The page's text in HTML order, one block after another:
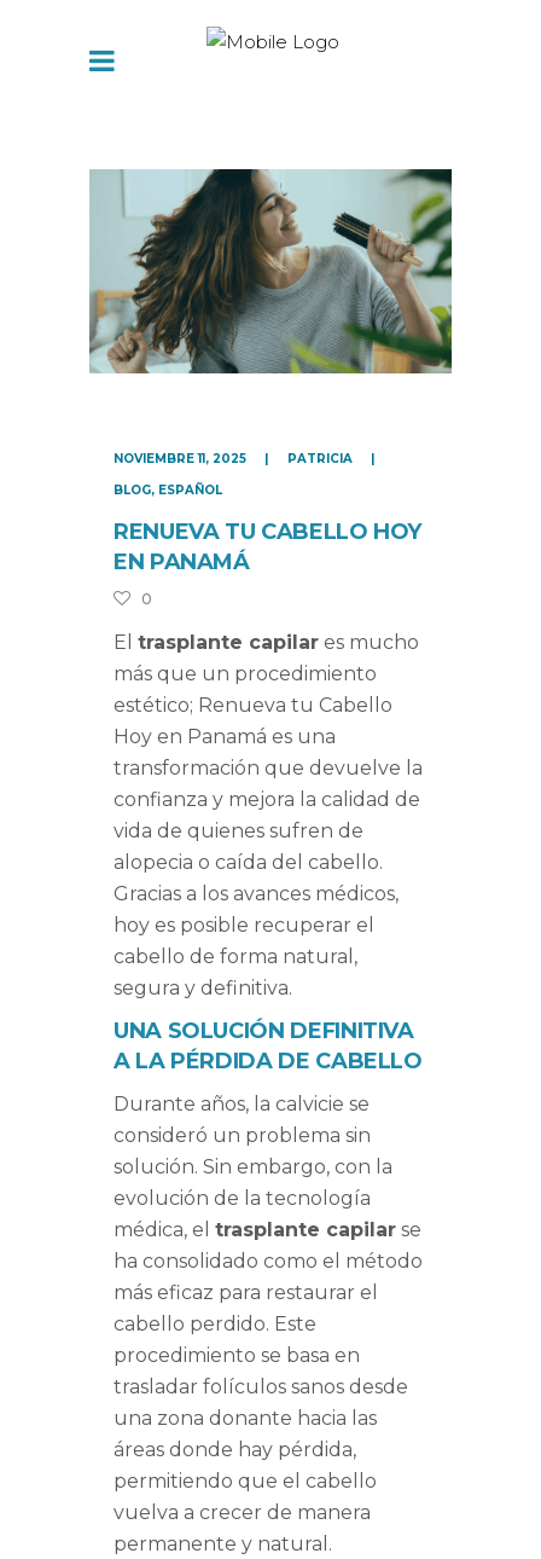
NOVIEMBRE 11, 2025
PATRICIA
BLOG, ESPAÑOL
RENUEVA TU CABELLO HOY
EN PANAMÁ
0
El trasplante capilar es mucho
más que un procedimiento
estético; Renueva tu Cabello
Hoy en Panamá es una
transformación que devuelve la
confianza y mejora la calidad de
vida de quienes sufren de
alopecia o caída del cabello.
Gracias a los avances médicos,
hoy es posible recuperar el
cabello de forma natural,
segura y definitiva.
UNA SOLUCIÓN DEFINITIVA
A LA PÉRDIDA DE CABELLO
Durante años, la calvicie se
consideró un problema sin
solución. Sin embargo, con la
evolución de la tecnología
médica, el trasplante capilar se
ha consolidado como el método
más eficaz para restaurar el
cabello perdido. Este
procedimiento se basa en
trasladar folículos sanos desde
una zona donante hacia las
áreas donde hay pérdida,
permitiendo que el cabello
vuelva a crecer de manera
permanente y natural.